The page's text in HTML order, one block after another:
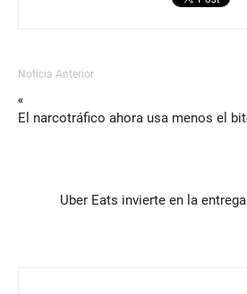
Noticia Anterior
«
El narcotráfico ahora usa menos el
Uber Eats invierte en la